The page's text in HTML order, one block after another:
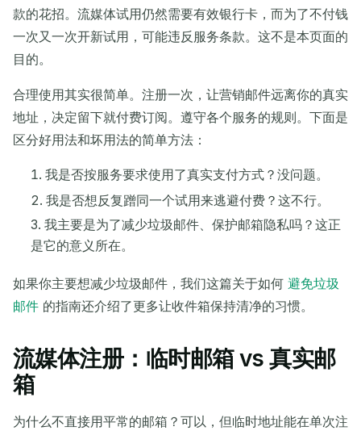
款的花招。流媒体试用仍然需要有效银行卡，而为了不付钱
一次又一次开新试用，可能违反服务条款。这不是本页面的
目的。
合理使用其实很简单。注册一次，让营销邮件远离你的真实
地址，决定留下就付费订阅。遵守各个服务的规则。下面是
区分好用法和坏用法的简单方法：
我是否按服务要求使用了真实支付方式？没问题。
我是否想反复蹭同一个试用来逃避付费？这不行。
我主要是为了减少垃圾邮件、保护邮箱隐私吗？这正
是它的意义所在。
如果你主要想减少垃圾邮件，我们这篇关于如何 避免垃圾
邮件 的指南还介绍了更多让收件箱保持清净的习惯。
流媒体注册：临时邮箱 vs 真实邮
箱
为什么不直接用平常的邮箱？可以，但临时地址能在单次注